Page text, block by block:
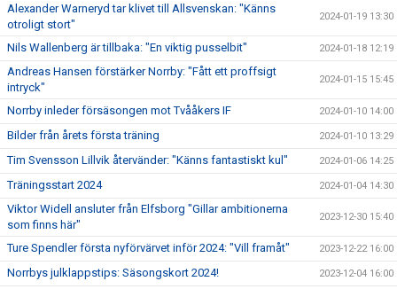
Alexander Warneryd tar klivet till Allsvenskan: "Känns
otroligt stort"
2024-01-19 13:30
Nils Wallenberg är tillbaka: "En viktig pusselbit" 2024-01-18 12:19
Andreas Hansen förstärker Norrby: "Fått ett proffsigt
intryck"
2024-01-15 15:45
Norrby inleder försäsongen mot Tvååkers IF 2024-01-10 14:00
Bilder från årets första träning 2024-01-10 13:29
Tim Svensson Lillvik återvänder: "Känns fantastiskt kul" 2024-01-06 14:25
Träningsstart 2024 2024-01-04 14:30
Viktor Widell ansluter från Elfsborg "Gillar ambitionerna
som finns här"
2023-12-30 15:40
Ture Spendler första nyförvärvet inför 2024: "Vill framåt" 2023-12-22 16:00
Norrbys julklappstips: Säsongskort 2024! 2023-12-04 16:00